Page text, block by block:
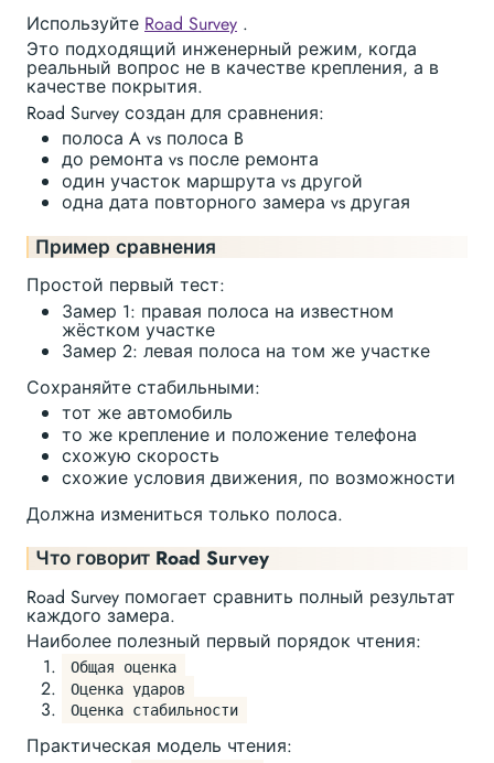
Используйте Road Survey .
Это подходящий инженерный режим, когда
реальный вопрос не в качестве крепления, а в
качестве покрытия.
Road Survey создан для сравнения:
полоса A vs полоса B
до ремонта vs после ремонта
один участок маршрута vs другой
одна дата повторного замера vs другая
Пример сравнения
Простой первый тест:
Замер 1: правая полоса на известном
жёстком участке
Замер 2: левая полоса на том же участке
Сохраняйте стабильными:
тот же автомобиль
то же крепление и положение телефона
схожую скорость
схожие условия движения, по возможности
Должна измениться только полоса.
Что говорит Road Survey
Road Survey помогает сравнить полный результат
каждого замера.
Наиболее полезный первый порядок чтения:
Общая оценка
Оценка ударов
Оценка стабильности
Практическая модель чтения: